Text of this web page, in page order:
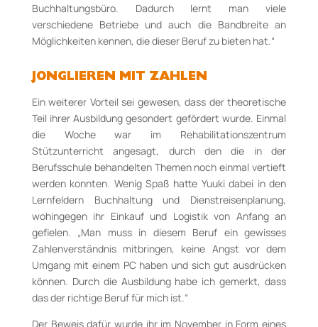
Buchhaltungsbüro. Dadurch lernt man viele
verschiedene Betriebe und auch die Bandbreite an
Möglichkeiten kennen, die dieser Beruf zu bieten hat.“
JONGLIEREN MIT ZAHLEN
Ein weiterer Vorteil sei gewesen, dass der theoretische
Teil ihrer Ausbildung gesondert gefördert wurde. Einmal
die Woche war im Rehabilitationszentrum
Stützunterricht angesagt, durch den die in der
Berufsschule behandelten Themen noch einmal vertieft
werden konnten. Wenig Spaß hatte Yuuki dabei in den
Lernfeldern Buchhaltung und Dienstreisenplanung,
wohingegen ihr Einkauf und Logistik von Anfang an
gefielen. „Man muss in diesem Beruf ein gewisses
Zahlenverständnis mitbringen, keine Angst vor dem
Umgang mit einem PC haben und sich gut ausdrücken
können. Durch die Ausbildung habe ich gemerkt, dass
das der richtige Beruf für mich ist.“
Der Beweis dafür wurde ihr im November in Form eines